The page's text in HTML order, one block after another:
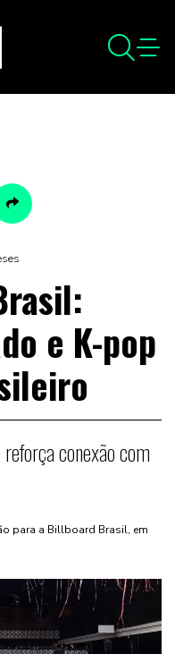
e K-pop
conexão com
para a Billboard Brasil, em